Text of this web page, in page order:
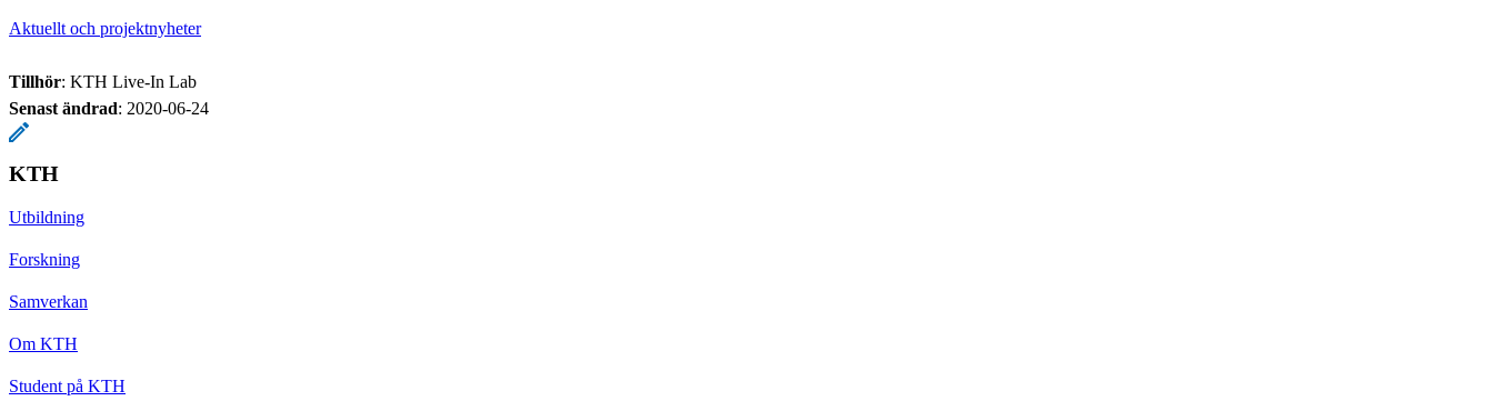
Aktuellt och projektnyheter
Tillhör: KTH Live-In Lab
Senast ändrad: 2020-06-24
KTH
Utbildning
Forskning
Samverkan
Om KTH
Student på KTH